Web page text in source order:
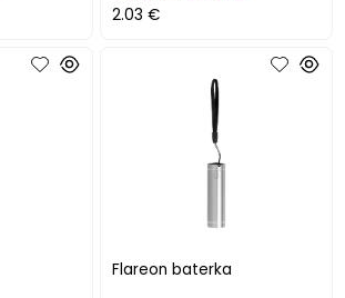
2.03 €
Flareon baterka